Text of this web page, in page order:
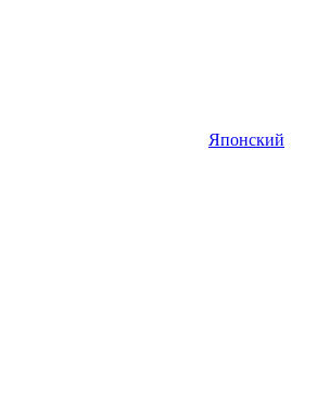
Японский